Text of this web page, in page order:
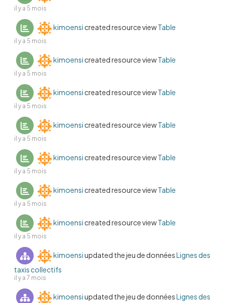
il y a 5 mois
kimoensi created resource viewTable
il y a 5 mois
kimoensi created resource viewTable
il y a 5 mois
kimoensi created resource viewTable
il y a 5 mois
kimoensi created resource viewTable
il y a 5 mois
kimoensi created resource viewTable
il y a 5 mois
kimoensi created resource viewTable
il y a 5 mois
kimoensi created resource viewTable
il y a 5 mois
kimoensiupdated the jeu de donnéesLignes des
taxis collectifs
il y a 7 mois
kimoensiupdated the jeu de donnéesLignes des